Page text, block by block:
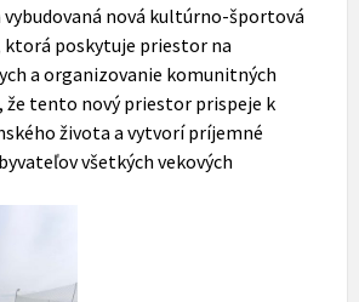
vybudovaná nová kultúrno-športová
ktorá poskytuje priestor na
a organizovanie komunitných
že tento nový priestor prispeje k
života a vytvorí príjemné
všetkých vekových